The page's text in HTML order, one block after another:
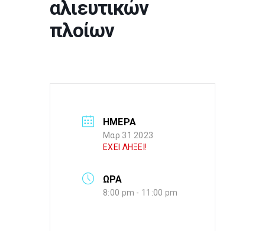
αλιευτικών
πλοίων
ΗΜΕΡΑ
Μαρ 31 2023
ΕΧΕΙ ΛΗΞΕΙ!
ΩΡΑ
8:00 pm - 11:00 pm